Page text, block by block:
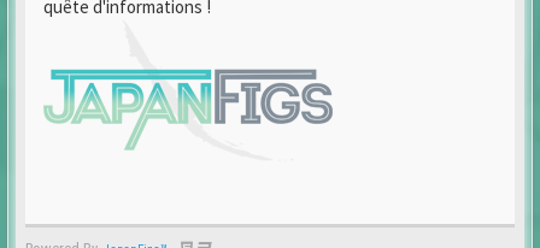
quête d'informations !